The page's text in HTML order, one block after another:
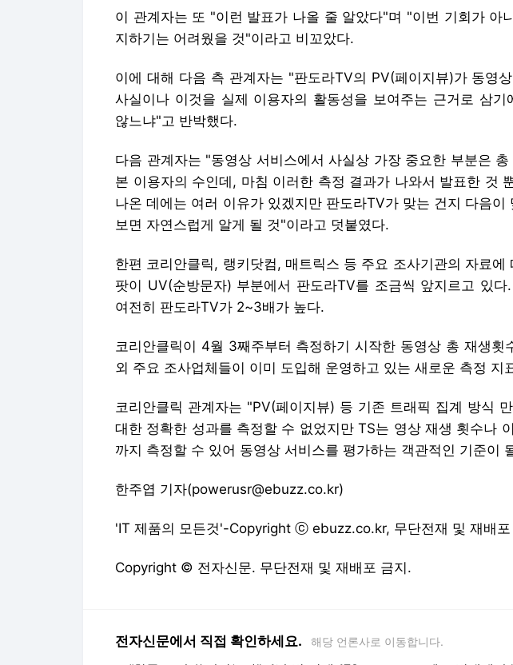
이 관계자는 또 "이런 발표가 나올 줄 알았다"며 "이번 기회가 아
지하기는 어려웠을 것"이라고 비꼬았다.
이에 대해 다음 측 관계자는 "판도라TV의 PV(페이지뷰)가 동영
사실이나 이것을 실제 이용자의 활동성을 보여주는 근거로 삼기
않느냐"고 반박했다.
다음 관계자는 "동영상 서비스에서 사실상 가장 중요한 부분은
본 이용자의 수인데, 마침 이러한 측정 결과가 나와서 발표한 것
나온 데에는 여러 이유가 있겠지만 판도라TV가 맞는 건지 다음이
보면 자연스럽게 알게 될 것"이라고 덧붙였다.
한편 코리안클릭, 랭키닷컴, 매트릭스 등 주요 조사기관의 자료
팟이 UV(순방문자) 부분에서 판도라TV를 조금씩 앞지르고 있다
여전히 판도라TV가 2~3배가 높다.
코리안클릭이 4월 3째주부터 측정하기 시작한 동영상 총 재생횟
외 주요 조사업체들이 이미 도입해 운영하고 있는 새로운 측정 지
코리안클릭 관계자는 "PV(페이지뷰) 등 기존 트래픽 집계 방식
대한 정확한 성과를 측정할 수 없었지만 TS는 영상 재생 횟수나
까지 측정할 수 있어 동영상 서비스를 평가하는 객관적인 기준이
한주엽 기자(powerusr@ebuzz.co.kr)
'IT 제품의 모든것'-Copyright ⓒ ebuzz.co.kr, 무단전재 및 재배포
Copyright © 전자신문. 무단전재 및 재배포 금지.
전자신문에서 직접 확인하세요. 해당 언론사로 이동합니다.